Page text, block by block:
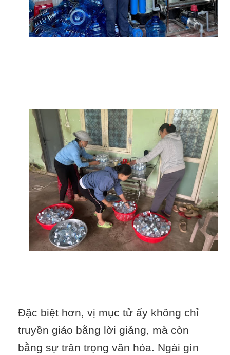
Đặc biệt hơn, vị mục tử ấy không chỉ
truyền giáo bằng lời giảng, mà còn
bằng sự trân trọng văn hóa. Ngài gìn